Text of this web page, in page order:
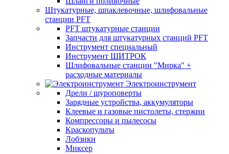
Штукатурные, шпаклевочные, шлифовальные
станции PFT
PFT штукатурные станции
Запчасти для штукатурных станций PFT
Инструмент специальный
Инструмент ШИТРОК
Шлифовальные станции "Мирка" +
расходные материалы
Электроинструмент
Дрели / шуроповерты
Зарядные устройства, аккумуляторы
Клеевые и газовые пистолеты, стержни
Компрессоры и пылесосы
Краскопульты
Лобзики
Миксер